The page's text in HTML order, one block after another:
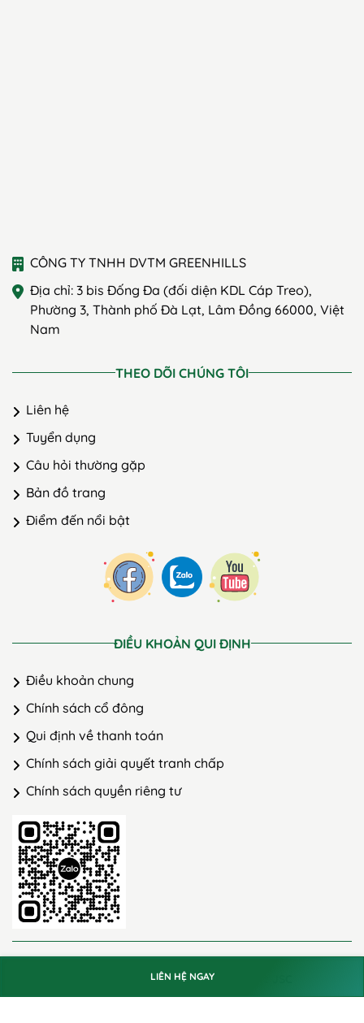
LIÊN HỆ NGAY
CÔNG TY TNHH DVTM GREENHILLS
Địa chỉ: 3 bis Đống Đa (đối diện KDL Cáp Treo),
Phường 3, Thành phố Đà Lạt, Lâm Đồng 66000, Việt
Nam
THEO DÕI CHÚNG TÔI
Liên hệ
Tuyển dụng
Câu hỏi thường gặp
Bản đồ trang
Điểm đến nổi bật
ĐIỀU KHOẢN QUI ĐỊNH
Điều khoản chung
Chính sách cổ đông
Qui định về thanh toán
Chính sách giải quyết tranh chấp
Chính sách quyền riêng tư
Thiết kế và phát triển bởi SweetSoft JSC